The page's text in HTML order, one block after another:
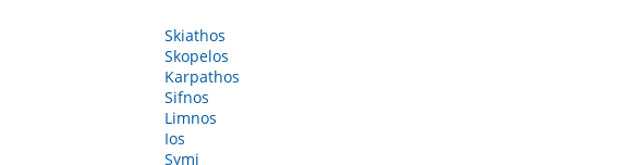
Skiathos
Skopelos
Karpathos
Sifnos
Limnos
Ios
Symi